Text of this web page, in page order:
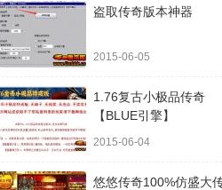
盗取传奇版本神器
2015-06-05
1.76复古小极品传奇
【BLUE引擎】
2015-06-04
悠悠传奇100%仿盛大